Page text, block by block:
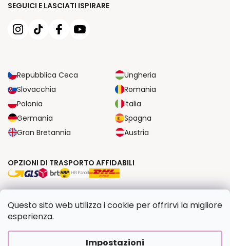
Questo sito web utilizza i cookie per offrirvi la migliore
esperienza.
Impostazioni
SEGUICI E LASCIATI ISPIRARE
Repubblica Ceca
Ungheria
Slovacchia
Romania
Polonia
Italia
Germania
Spagna
Gran Bretannia
Austria
OPZIONI DI TRASPORTO AFFIDABILI
Copyright 2026Dipingilo.it. Tutti i diritti riservati.